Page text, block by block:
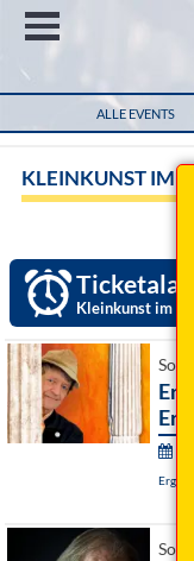
ALLE EVENTS
KLEINKUNST IM
Kleinkunst im
So
So